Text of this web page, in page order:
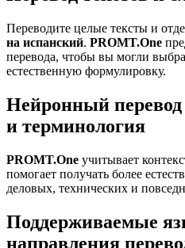
Переводите целые тексты и
на испанский. PROMT.One
перевода, чтобы вы могли
естественную формулировку.
Нейронный
и терминология
PROMT.One учитывает
помогает получать более
деловых, технических и
Поддерживаемые
направления